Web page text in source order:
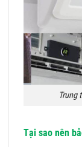
Trung
Tại sao nên